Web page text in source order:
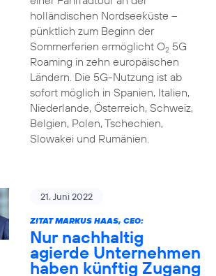
holländischen Nordseeküste –
pünktlich zum Beginn der
Sommerferien ermöglicht O25G
Roaming in zehn europäischen
Ländern. Die 5G-Nutzung ist ab
sofort möglich in Spanien, Italien,
Niederlande, Österreich, Schweiz,
Belgien, Polen, Tschechien,
Slowakei und Rumänien.
21. Juni 2022
ZITAT MARKUS HAAS, CEO:
Nur nachhaltig
agierde Unternehmen
haben künftig Zugang